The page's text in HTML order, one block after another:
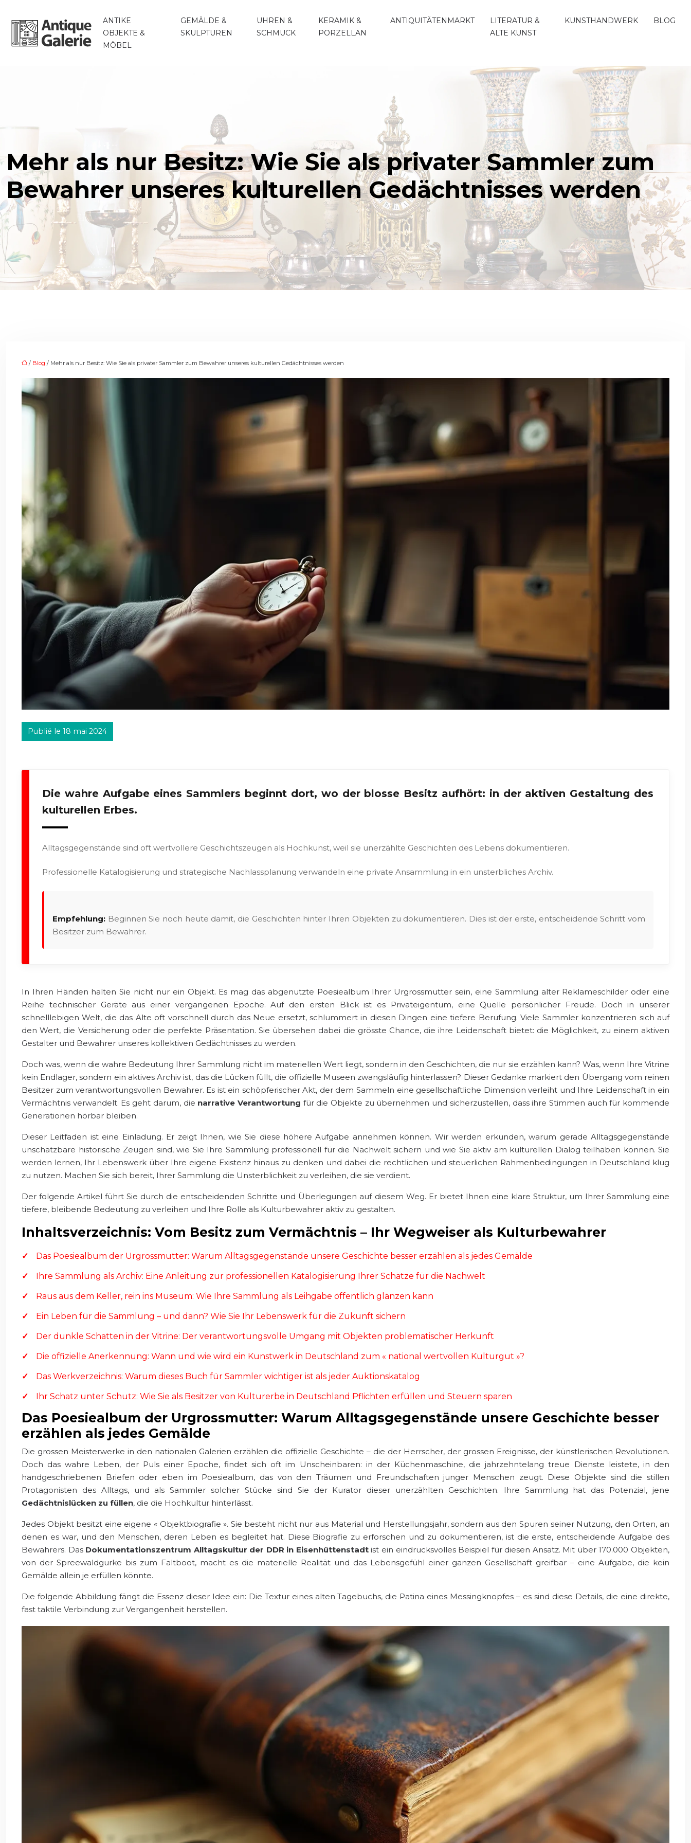
ANTIKE
OBJEKTE &
MÖBEL
GEMÄLDE &
SKULPTUREN
UHREN &
SCHMUCK
KERAMIK &
PORZELLAN
ANTIQUITÄTENMARKT
LITERATUR &
ALTE KUNST
KUNSTHANDWERK BLOG
Mehr als nur Besitz: Wie Sie als privater Sammler zum
Bewahrer unseres kulturellen Gedächtnisses werden
/ Blog / Mehr als nur Besitz: Wie Sie als privater Sammler zum Bewahrer unseres kulturellen Gedächtnisses werden
Publié le 18 mai 2024
Die wahre Aufgabe eines Sammlers beginnt dort, wo der blosse Besitz aufhört: in der aktiven Gestaltung des
kulturellen Erbes.
Alltagsgegenstände sind oft wertvollere Geschichtszeugen als Hochkunst, weil sie unerzählte Geschichten des Lebens dokumentieren.
Professionelle Katalogisierung und strategische Nachlassplanung verwandeln eine private Ansammlung in ein unsterbliches Archiv.
Empfehlung: Beginnen Sie noch heute damit, die Geschichten hinter Ihren Objekten zu dokumentieren. Dies ist der erste, entscheidende Schritt vom
Besitzer zum Bewahrer.
In Ihren Händen halten Sie nicht nur ein Objekt. Es mag das abgenutzte Poesiealbum Ihrer Urgrossmutter sein, eine Sammlung alter Reklameschilder oder eine
Reihe technischer Geräte aus einer vergangenen Epoche. Auf den ersten Blick ist es Privateigentum, eine Quelle persönlicher Freude. Doch in unserer
schnelllebigen Welt, die das Alte oft vorschnell durch das Neue ersetzt, schlummert in diesen Dingen eine tiefere Berufung. Viele Sammler konzentrieren sich auf
den Wert, die Versicherung oder die perfekte Präsentation. Sie übersehen dabei die grösste Chance, die ihre Leidenschaft bietet: die Möglichkeit, zu einem aktiven
Gestalter und Bewahrer unseres kollektiven Gedächtnisses zu werden.
Doch was, wenn die wahre Bedeutung Ihrer Sammlung nicht im materiellen Wert liegt, sondern in den Geschichten, die nur sie erzählen kann? Was, wenn Ihre Vitrine
kein Endlager, sondern ein aktives Archiv ist, das die Lücken füllt, die offizielle Museen zwangsläufig hinterlassen? Dieser Gedanke markiert den Übergang vom reinen
Besitzer zum verantwortungsvollen Bewahrer. Es ist ein schöpferischer Akt, der dem Sammeln eine gesellschaftliche Dimension verleiht und Ihre Leidenschaft in ein
Vermächtnis verwandelt. Es geht darum, die narrative Verantwortung für die Objekte zu übernehmen und sicherzustellen, dass ihre Stimmen auch für kommende
Generationen hörbar bleiben.
Dieser Leitfaden ist eine Einladung. Er zeigt Ihnen, wie Sie diese höhere Aufgabe annehmen können. Wir werden erkunden, warum gerade Alltagsgegenstände
unschätzbare historische Zeugen sind, wie Sie Ihre Sammlung professionell für die Nachwelt sichern und wie Sie aktiv am kulturellen Dialog teilhaben können. Sie
werden lernen, Ihr Lebenswerk über Ihre eigene Existenz hinaus zu denken und dabei die rechtlichen und steuerlichen Rahmenbedingungen in Deutschland klug
zu nutzen. Machen Sie sich bereit, Ihrer Sammlung die Unsterblichkeit zu verleihen, die sie verdient.
Der folgende Artikel führt Sie durch die entscheidenden Schritte und Überlegungen auf diesem Weg. Er bietet Ihnen eine klare Struktur, um Ihrer Sammlung eine
tiefere, bleibende Bedeutung zu verleihen und Ihre Rolle als Kulturbewahrer aktiv zu gestalten.
Inhaltsverzeichnis: Vom Besitz zum Vermächtnis – Ihr Wegweiser als Kulturbewahrer
Das Poesiealbum der Urgrossmutter: Warum Alltagsgegenstände unsere Geschichte besser erzählen als jedes Gemälde
Ihre Sammlung als Archiv: Eine Anleitung zur professionellen Katalogisierung Ihrer Schätze für die Nachwelt
Raus aus dem Keller, rein ins Museum: Wie Ihre Sammlung als Leihgabe öffentlich glänzen kann
Ein Leben für die Sammlung – und dann? Wie Sie Ihr Lebenswerk für die Zukunft sichern
Der dunkle Schatten in der Vitrine: Der verantwortungsvolle Umgang mit Objekten problematischer Herkunft
Die offizielle Anerkennung: Wann und wie wird ein Kunstwerk in Deutschland zum « national wertvollen Kulturgut »?
Das Werkverzeichnis: Warum dieses Buch für Sammler wichtiger ist als jeder Auktionskatalog
Ihr Schatz unter Schutz: Wie Sie als Besitzer von Kulturerbe in Deutschland Pflichten erfüllen und Steuern sparen
Das Poesiealbum der Urgrossmutter: Warum Alltagsgegenstände unsere Geschichte besser
erzählen als jedes Gemälde
Die grossen Meisterwerke in den nationalen Galerien erzählen die offizielle Geschichte – die der Herrscher, der grossen Ereignisse, der künstlerischen Revolutionen.
Doch das wahre Leben, der Puls einer Epoche, findet sich oft im Unscheinbaren: in der Küchenmaschine, die jahrzehntelang treue Dienste leistete, in den
handgeschriebenen Briefen oder eben im Poesiealbum, das von den Träumen und Freundschaften junger Menschen zeugt. Diese Objekte sind die stillen
Protagonisten des Alltags, und als Sammler solcher Stücke sind Sie der Kurator dieser unerzählten Geschichten. Ihre Sammlung hat das Potenzial, jene
Gedächtnislücken zu füllen, die die Hochkultur hinterlässt.
Jedes Objekt besitzt eine eigene « Objektbiografie ». Sie besteht nicht nur aus Material und Herstellungsjahr, sondern aus den Spuren seiner Nutzung, den Orten, an
denen es war, und den Menschen, deren Leben es begleitet hat. Diese Biografie zu erforschen und zu dokumentieren, ist die erste, entscheidende Aufgabe des
Bewahrers. Das Dokumentationszentrum Alltagskultur der DDR in Eisenhüttenstadtist ein eindrucksvolles Beispiel für diesen Ansatz. Mit über 170.000 Objekten,
von der Spreewaldgurke bis zum Faltboot, macht es die materielle Realität und das Lebensgefühl einer ganzen Gesellschaft greifbar – eine Aufgabe, die kein
Gemälde allein je erfüllen könnte.
Die folgende Abbildung fängt die Essenz dieser Idee ein: Die Textur eines alten Tagebuchs, die Patina eines Messingknopfes – es sind diese Details, die eine direkte,
fast taktile Verbindung zur Vergangenheit herstellen.